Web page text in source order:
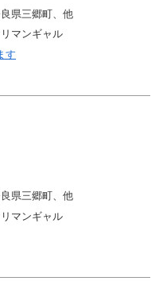
県三郷町、他
マンギャル
す
県三郷町、他
マンギャル